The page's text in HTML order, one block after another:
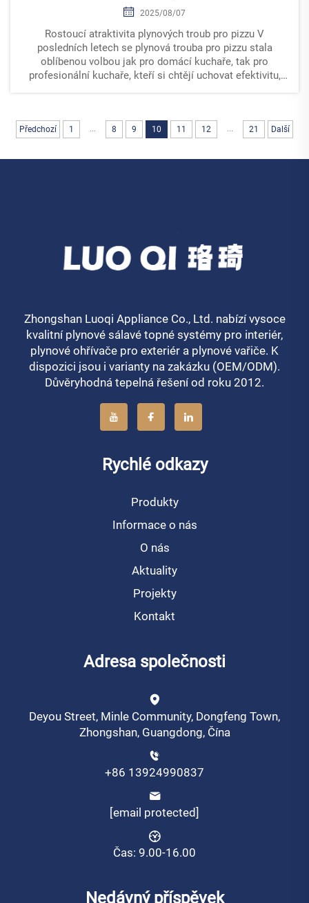
2025/08/07
Rostoucí atraktivita plynových troub pro pizzu V
posledních letech se plynová trouba pro pizzu stala
oblíbenou volbou jak pro domácí kuchaře, tak pro
profesionální kuchaře, kteří si chtějí uchovat efektivitu,
Předchozí 1 ... 8 9 10 11 12 ... 21 Další
Zhongshan Luoqi Appliance Co., Ltd. nabízí vysoce
kvalitní plynové sálavé topné systémy pro interiér,
plynové ohřívače pro exteriér a plynové vařiče. K
dispozici jsou i varianty na zakázku (OEM/ODM).
Důvěryhodná tepelná řešení od roku 2012.
Rychlé odkazy
Produkty
Informace o nás
O nás
Aktuality
Projekty
Kontakt
Adresa společnosti
Deyou Street, Minle Community, Dongfeng Town,
Zhongshan, Guangdong, Čína
+86 13924990837
[email protected]
Čas: 9.00-16.00
Nedávný příspěvek